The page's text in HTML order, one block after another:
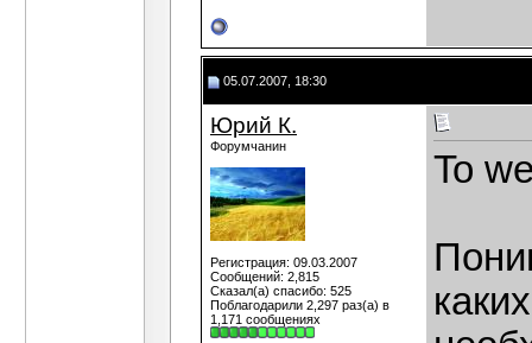
05.07.2007, 18:30
Юрий К.
Форумчанин
Регистрация: 09.03.2007
Сообщений: 2,815
Сказал(а) спасибо: 525
Поблагодарили 2,297 раз(а) в
1,171 сообщениях
To